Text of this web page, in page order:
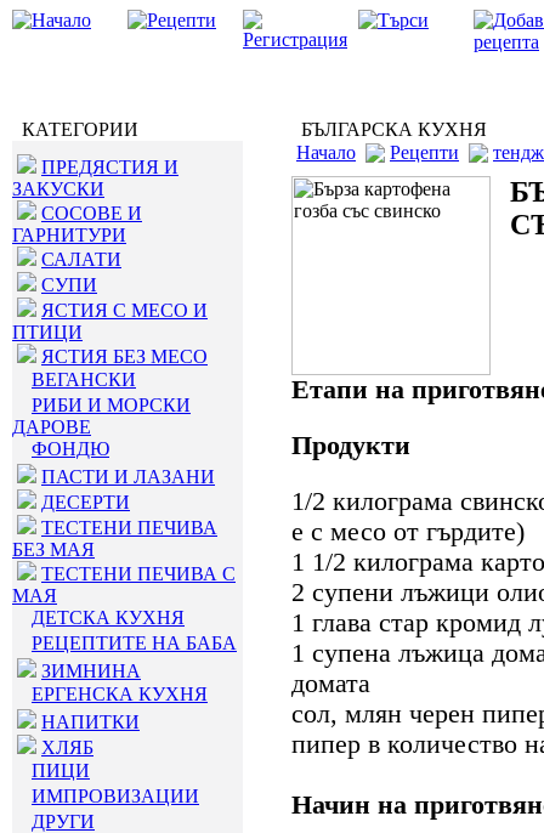
КАТЕГОРИИ
ПРЕДЯСТИЯ И
ЗАКУСКИ
СОСОВЕ И
ГАРНИТУРИ
САЛАТИ
СУПИ
ЯСТИЯ С МЕСО И
ПТИЦИ
ЯСТИЯ БЕЗ МЕСО
ВЕГАНСКИ
РИБИ И МОРСКИ
ДАРОВЕ
ФОНДЮ
ПАСТИ И ЛАЗАНИ
ДЕСЕРТИ
ТЕСТЕНИ ПЕЧИВА
БЕЗ МАЯ
ТЕСТЕНИ ПЕЧИВА С
МАЯ
ДЕТСКА КУХНЯ
РЕЦЕПТИТЕ НА БАБА
ЗИМНИНА
ЕРГЕНСКА КУХНЯ
НАПИТКИ
ХЛЯБ
ПИЦИ
ИМПРОВИЗАЦИИ
ДРУГИ
БЪЛГАРСКА КУХНЯ
Начало
Рецепти
Етапи на
Продукти
1/2 килограма
е с месо от гърдите)
1 1/2 килограма
2 супени лъжици
1 глава стар кромид
1 супена лъжица
домата
сол, млян черен
пипер в количество
Начин на